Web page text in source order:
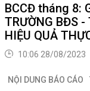
BCCĐ tháng 8:
TRƯỜNG BĐS -
HIỆU QUẢ
10:06 28/08/2023
NỘI DUNG BÁO CÁO